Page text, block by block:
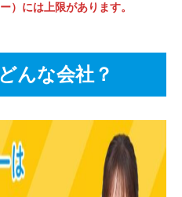
）には上限があります。
んな会社？